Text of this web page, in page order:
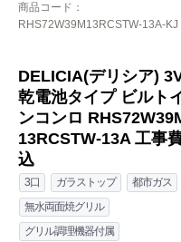
商品コード ：
RHS72W39M13RCSTW-13A-KJ
DELICIA(デリシア) 3V